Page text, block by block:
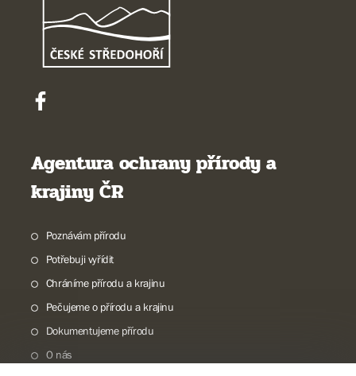
Agentura ochrany přírody a
krajiny ČR
Poznávám přírodu
Potřebuji vyřídit
Chráníme přírodu a krajinu
Pečujeme o přírodu a krajinu
Dokumentujeme přírodu
O nás